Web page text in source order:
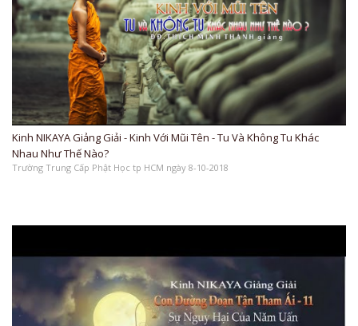
Kinh NIKAYA Giảng Giải - Kinh Với Mũi Tên - Tu Và Không Tu Khác
Nhau Như Thế Nào?
Trường Trung Cấp Phật Học tp HCM ngày 8-10-2018